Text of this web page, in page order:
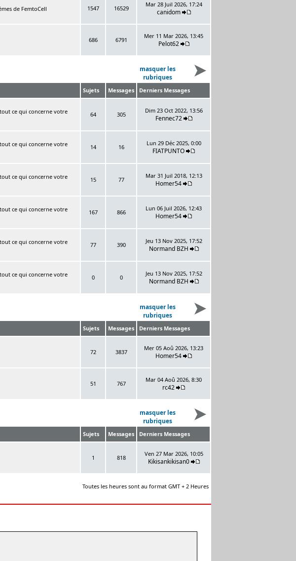
de FemtoCell 1547 16529
Mar 28 Juil 2026, 17:24
canidom
686 6791
Mer 11 Mar 2026, 13:45
Pelot62
masquer les
rubriques
Sujets Messages Derniers Messages
ce qui concerne votre
64 305
Dim 23 Oct 2022, 13:56
Fennec72
ce qui concerne votre
14 16
Lun 29 Déc 2025, 0:00
FIATPUNTO
ce qui concerne votre
15 77
Mar 31 Juil 2018, 12:13
Homer54
ce qui concerne votre
167 866
Lun 06 Juil 2026, 12:43
Homer54
ce qui concerne votre
77 390
Jeu 13 Nov 2025, 17:52
Normand BZH
ce qui concerne votre
0 0
Jeu 13 Nov 2025, 17:52
Normand BZH
masquer les
rubriques
Sujets Messages Derniers Messages
72 3837
Mer 05 Aoû 2026, 13:23
Homer54
51 767
Mar 04 Aoû 2026, 8:30
rc42
masquer les
rubriques
Sujets Messages Derniers Messages
1 818
Ven 27 Mar 2026, 10:05
Kikisankikisan0
Toutes les heures sont au format GMT + 2 Heures